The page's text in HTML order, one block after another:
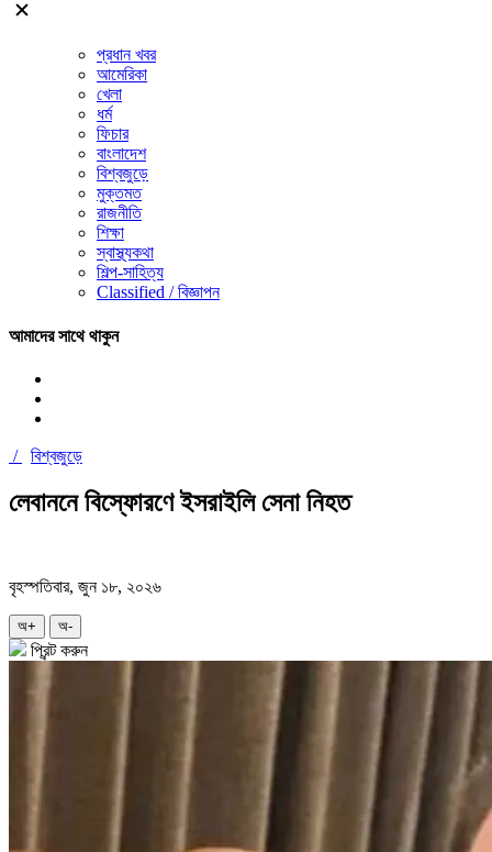
প্রধান খবর
আমেরিকা
খেলা
ধর্ম
ফিচার
বাংলাদেশ
বিশ্বজুড়ে
মুক্তমত
রাজনীতি
শিক্ষা
স্বাস্থ্যকথা
শিল্প-সাহিত্য
Classified / বিজ্ঞাপন
আমাদের সাথে থাকুন
/ বিশ্বজুড়ে
লেবাননে বিস্ফোরণে ইসরাইলি সেনা নিহত
বৃহস্পতিবার, জুন ১৮, ২০২৬
অ+ অ-
প্রিন্ট করুন